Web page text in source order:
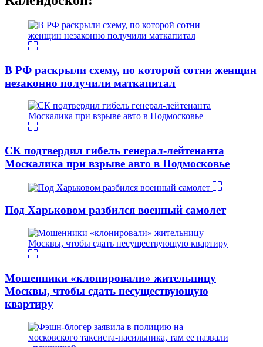
В РФ раскрыли схему, по которой сотни женщин
незаконно получили маткапитал
СК подтвердил гибель генерал-лейтенанта
Москалика при взрыве авто в Подмосковье
Под Харьковом разбился военный самолет
Мошенники «клонировали» жительницу
Москвы, чтобы сдать несуществующую
квартиру